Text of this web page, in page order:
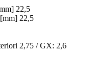
22,5
22,5
2,75 / GX: 2,6